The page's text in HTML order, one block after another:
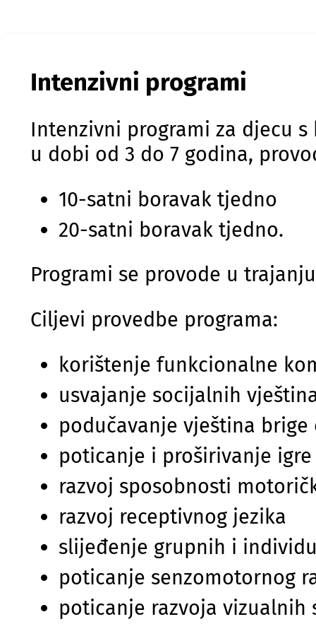
Intenzivni programi
Intenzivni programi za djecu
u dobi od 3 do 7 godina,
10-satni boravak tjedno
20-satni boravak tjedno.
Programi se provode u
Ciljevi provedbe programa:
korištenje funkcionalne
usvajanje socijalnih
podučavanje vještina
poticanje i proširivanje igre
razvoj sposobnosti
razvoj receptivnog jezika
slijeđenje grupnih i
poticanje senzomotornog
poticanje razvoja vizualnih